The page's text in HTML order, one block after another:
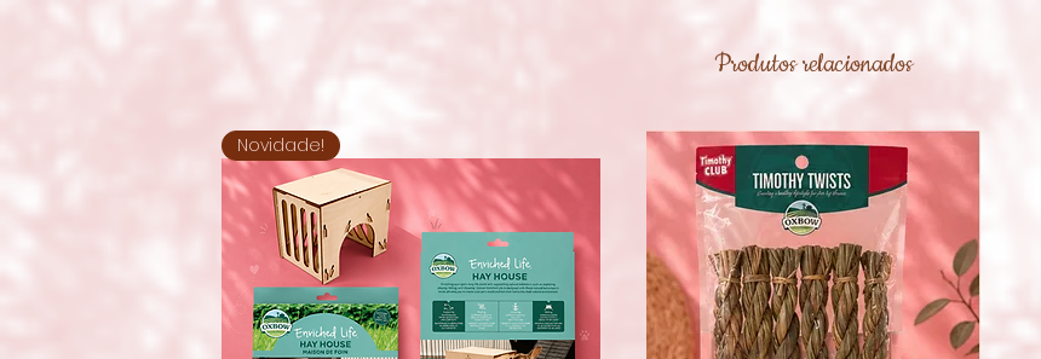
Produtos relacionados
Novidade!